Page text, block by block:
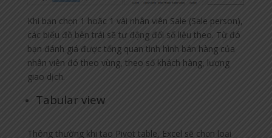
Khi bạn chọn 1 hoặc 1 vài nhân viên Sale (Sale person),
các biểu đồ bên trái sẽ tự động đổi số liệu theo. Từ đó
bạn đánh giá được tổng quan tình hình bán hàng của
nhân viên đó theo vùng, theo số khách hàng, lượng
giao dịch.
Tabular view
Thông thường khi tạo Pivot table, Excel sẽ chọn loại